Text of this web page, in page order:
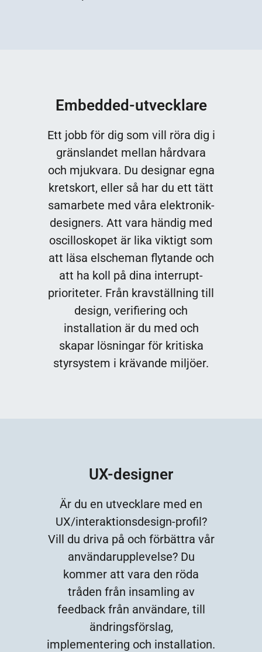
Embedded-utvecklare
Ett jobb för dig som vill röra dig i
gränslandet mellan hårdvara
och mjukvara. Du designar egna
kretskort, eller så har du ett tätt
samarbete med våra elektronik-
designers. Att vara händig med
oscilloskopet är lika viktigt som
att läsa elscheman flytande och
att ha koll på dina interrupt-
prioriteter. Från kravställning till
design, verifiering och
installation är du med och
skapar lösningar för kritiska
styrsystem i krävande miljöer.
UX-designer
Är du en utvecklare med en
UX/interaktionsdesign-profil?
Vill du driva på och förbättra vår
användarupplevelse? Du
kommer att vara den röda
tråden från insamling av
feedback från användare, till
ändringsförslag,
implementering och installation.